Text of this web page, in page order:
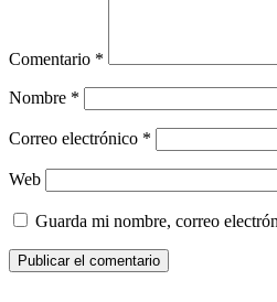
Comentario *
Nombre *
Correo electrónico *
Web
Guarda mi nombre, correo